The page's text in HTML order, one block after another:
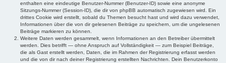
enthalten eine eindeutige Benutzer-Nummer (Benutzer-ID) sowie eine anonyme
Sitzungs-Nummer (Session-ID), die dir von phpBB automatisch zugewiesen wird. Ein
drittes Cookie wird erstellt, sobald du Themen besucht hast und wird dazu verwendet,
Informationen über die von dir gelesenen Beiträge zu speichern, um die ungelesenen
Beiträge markieren zu können.
Weitere Daten werden gesammelt, wenn Informationen an den Betreiber übermittelt
werden. Dies betrifft — ohne Anspruch auf Vollständigkeit — zum Beispiel Beiträge,
die als Gast erstellt werden, Daten, die im Rahmen der Registrierung erfasst werden
und die von dir nach deiner Registrierung erstellten Nachrichten. Dein Benutzerkonto